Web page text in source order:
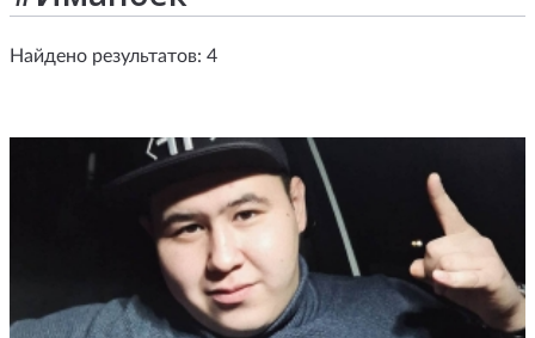
Найдено результатов: 4